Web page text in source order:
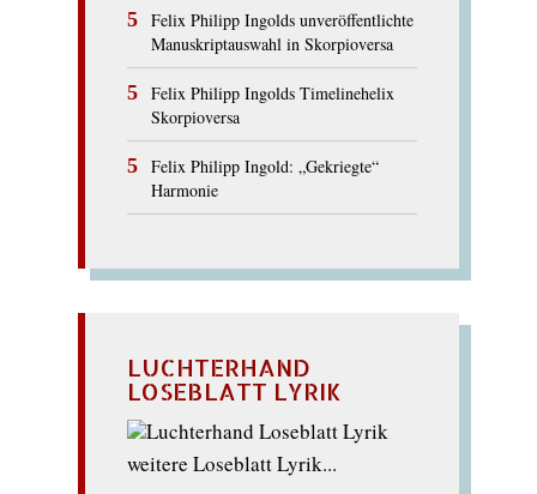
Felix Philipp Ingolds unveröffentlichte
Manuskriptauswahl in Skorpioversa
Felix Philipp Ingolds Timelinehelix
Skorpioversa
Felix Philipp Ingold: „Gekriegte“
Harmonie
LUCHTERHAND
LOSEBLATT LYRIK
weitere Loseblatt Lyrik...